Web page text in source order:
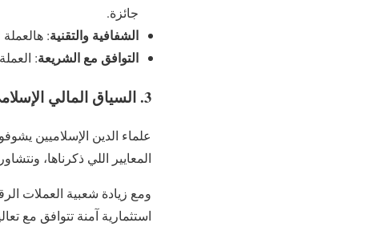
جائزة.
الشفافية والتقنية:
التوافق مع الشريعة:
3. السياق المالي الإسلامي
المعايير اللي ذكرناها،
ومع زيادة شعبية العملات
استثمارية آمنة تتوافق مع